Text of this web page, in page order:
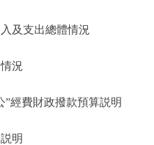
務
及支出總體情況
況
費財政撥款預算説明
明